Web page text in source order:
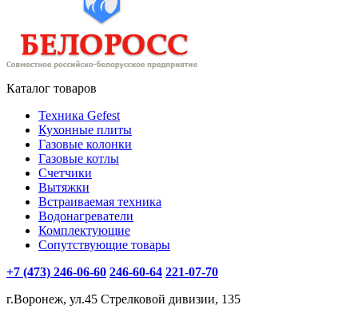
Каталог товаров
Техника Gefest
Кухонные плиты
Газовые колонки
Газовые котлы
Счетчики
Вытяжки
Встраиваемая техника
Водонагреватели
Комплектующие
Сопутствующие товары
+7 (473) 246-06-60 246-60-64 221-07-70
г.Воронеж, ул.45 Стрелковой дивизии, 135